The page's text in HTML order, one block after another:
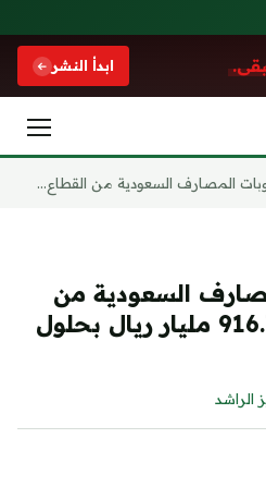
ابدأ النشر
المصارف السعودية من القطاع...
السعودية من
القطاع العام إلى 916.78 مليار ريال بحلول
الراشد